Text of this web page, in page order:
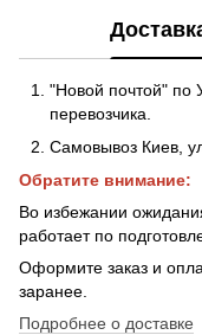
"Новой почтой" по
перевозчика.
Самовывоз Киев,
Обратите внимание:
Во избежании
работает по
Оформите заказ и
заранее.
Подробнее о доставке